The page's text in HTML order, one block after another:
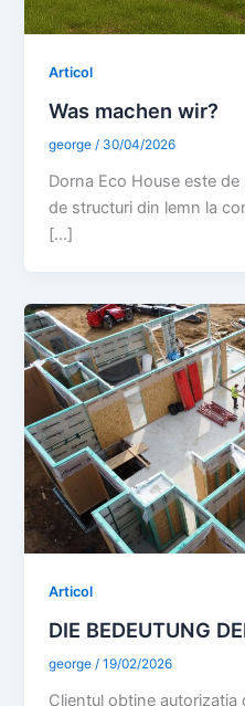
Articol
Was machen wir?
george / 30/04/2026
Dorna Eco House este
de structuri din lemn la
[…]
Articol
DIE BEDEUTUNG
george/19/02/2026
Clientul obține autorizația